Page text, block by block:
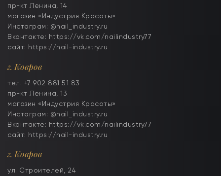
пр-кт Ленина, 14
магазин «Индустрия Красоты»
Инстаграм: @nail_industry.ru
Вконтакте: https://vk.com/nailindustry77
сайт: https://nail-industry.ru
г. Ковров
тел. +7 902 881 51 83
пр-кт Ленина, 13
магазин «Индустрия Красоты»
Инстаграм: @nail_industry.ru
Вконтакте: https://vk.com/nailindustry77
сайт: https://nail-industry.ru
г. Ковров
ул. Строителей, 24